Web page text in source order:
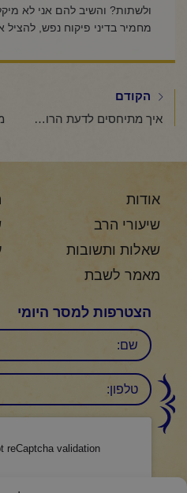
ולשתות? והשיב להם אני לא
מחמיר בדיני פיקוח נפש, להציל
הקודם
איך מתיחסים לדעת הרופא ביום כיפור?
אודות
שיעורי הרב
שאלות ותשובות
מאמר לשבת
הצטרפות למסר היומי
שם
טלפון:
reCaptcha validation.